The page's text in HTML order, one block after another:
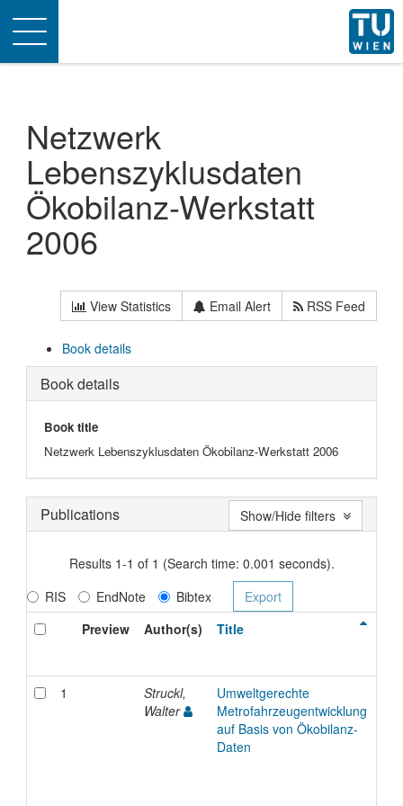
Toggle
navigation
Netzwerk
Lebenszyklusdaten
Ökobilanz-Werkstatt
2006
View Statistics Email Alert RSS Feed
Book details
Book details
Book title
Netzwerk Lebenszyklusdaten Ökobilanz-Werkstatt 2006
Publications
Results 1-1 of 1 (Search time: 0.001 seconds).
RIS
EndNote
Bibtex
Preview
Author(s) Title
1
Struckl,
Walter
Umweltgerechte
Metrofahrzeugentwicklung
auf Basis von Ökobilanz-
Daten